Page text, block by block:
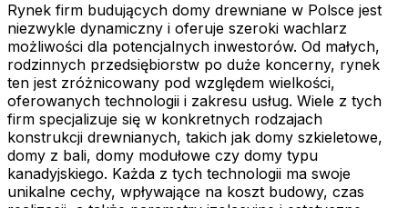
Rynek firm budujących domy drewniane w Polsce jest
niezwykle dynamiczny i oferuje szeroki wachlarz
możliwości dla potencjalnych inwestorów. Od małych,
rodzinnych przedsiębiorstw po duże koncerny, rynek
ten jest zróżnicowany pod względem wielkości,
oferowanych technologii i zakresu usług. Wiele z tych
firm specjalizuje się w konkretnych rodzajach
konstrukcji drewnianych, takich jak domy szkieletowe,
domy z bali, domy modułowe czy domy typu
kanadyjskiego. Każda z tych technologii ma swoje
unikalne cechy, wpływające na koszt budowy, czas